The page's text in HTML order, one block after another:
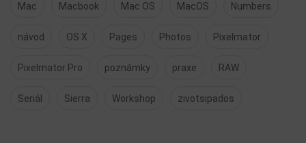
Mac Macbook Mac OS MacOS Numbers
návod OS X Pages Photos Pixelmator
Pixelmator Pro poznámky praxe RAW
Seriál Sierra Workshop zivotsipados